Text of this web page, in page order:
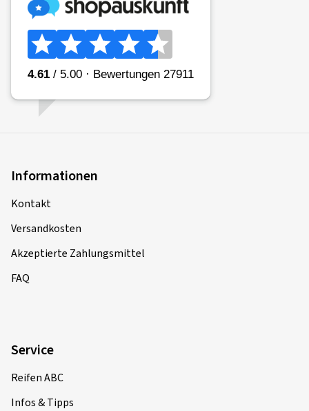
Informationen
Kontakt
Versandkosten
Akzeptierte Zahlungsmittel
FAQ
Service
Reifen ABC
Infos & Tipps